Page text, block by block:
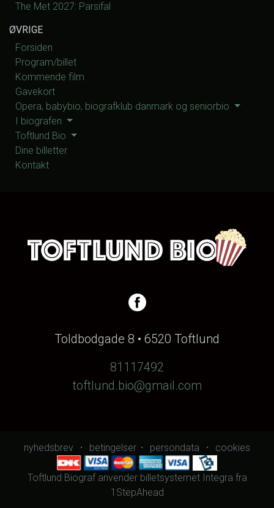
The Met 2027: Parsifal
ØVRIGE
Forsiden
Program/billet
Kommende film
Gavekort
Opera, babybio, biografklub danmark og seniorbio
I biografen
Toftlund Bio
Dine billetter
Kontakt
Toldbodgade 8 • 6520 Toftlund
81117492
toftlund.bio@gmail.com
nyhedsbrev betingelser persondata cookies
Toftlund Biograf anvender billetsystemet Integra fra
1StepAhead